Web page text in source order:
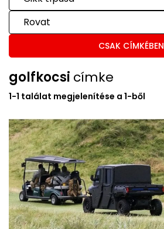
Rovat
CSAK CÍMKÉBEN
golfkocsi címke
1-1 találat megjelenítése a 1-ből